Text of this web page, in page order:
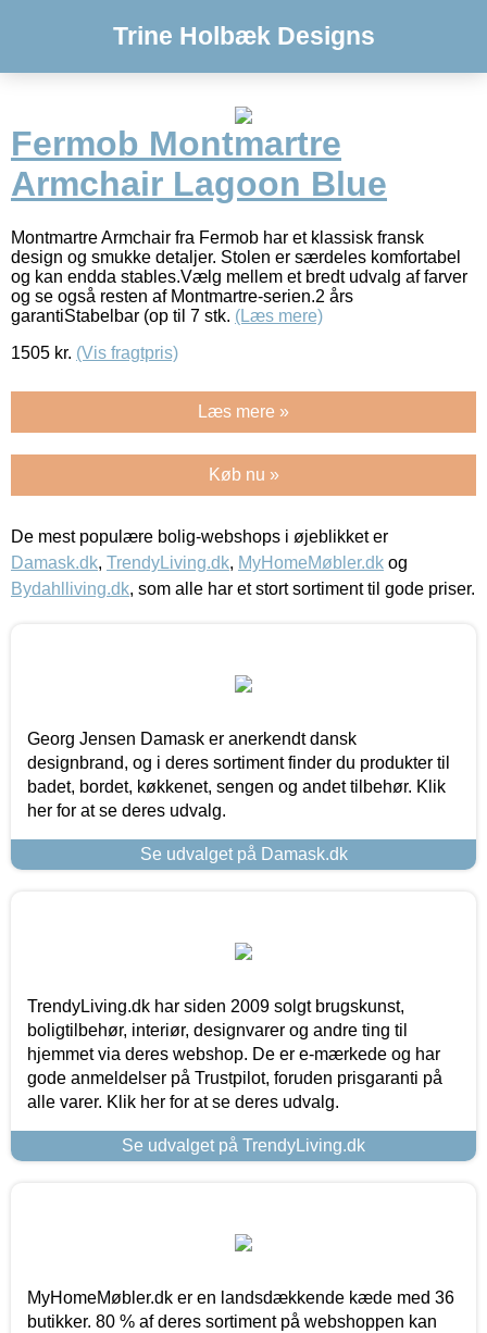
Trine Holbæk Designs
Fermob Montmartre
Armchair Lagoon Blue
Montmartre Armchair fra Fermob har et klassisk fransk
design og smukke detaljer. Stolen er særdeles komfortabel
og kan endda stables.Vælg mellem et bredt udvalg af farver
og se også resten af Montmartre-serien.2 års
garantiStabelbar (op til 7 stk. (Læs mere)
1505 kr. (Vis fragtpris)
Læs mere »
Køb nu »
De mest populære bolig-webshops i øjeblikket er
Damask.dk, TrendyLiving.dk, MyHomeMøbler.dk og
Bydahlliving.dk, som alle har et stort sortiment til gode priser.
Georg Jensen Damask er anerkendt dansk
designbrand, og i deres sortiment finder du produkter til
badet, bordet, køkkenet, sengen og andet tilbehør. Klik
her for at se deres udvalg.
Se udvalget på Damask.dk
TrendyLiving.dk har siden 2009 solgt brugskunst,
boligtilbehør, interiør, designvarer og andre ting til
hjemmet via deres webshop. De er e-mærkede og har
gode anmeldelser på Trustpilot, foruden prisgaranti på
alle varer. Klik her for at se deres udvalg.
Se udvalget på TrendyLiving.dk
MyHomeMøbler.dk er en landsdækkende kæde med 36
butikker. 80 % af deres sortiment på webshoppen kan